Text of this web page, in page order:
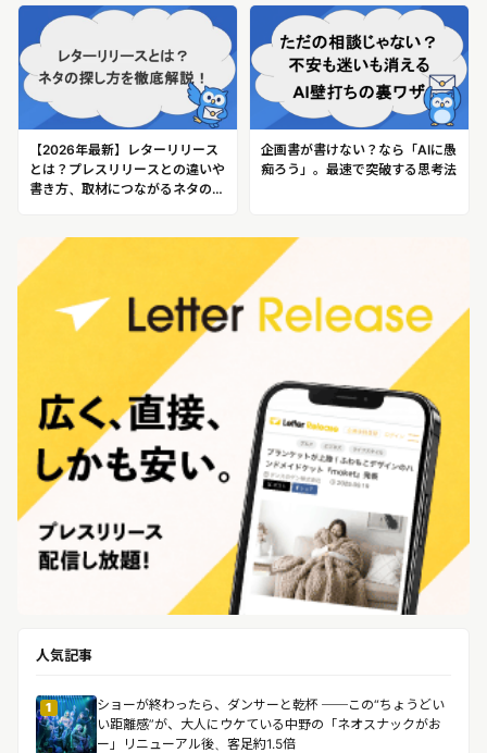
【2026年最新】レターリリース
とは？プレスリリースとの違いや
書き方、取材につながるネタの探
企画書が書けない？なら「AIに愚
痴ろう」。最速で突破する思考法
人気記事
1
ショーが終わったら、ダンサーと乾杯 ──この“ちょうどい
い距離感”が、大人にウケている中野の「ネオスナックがお
ー」リニューアル後、客足約1.5倍